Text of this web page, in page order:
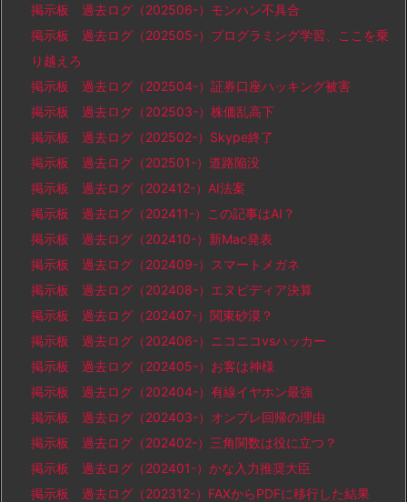
掲示板 過去ログ（202506-）モンハン不具合
掲示板 過去ログ（202505-）プログラミング学習、ここを乗
り越えろ
掲示板 過去ログ（202504-）証券口座ハッキング被害
掲示板 過去ログ（202503-）株価乱高下
掲示板 過去ログ（202502-）Skype終了
掲示板 過去ログ（202501-）道路陥没
掲示板 過去ログ（202412-）AI法案
掲示板 過去ログ（202411-）この記事はAI？
掲示板 過去ログ（202410-）新Mac発表
掲示板 過去ログ（202409-）スマートメガネ
掲示板 過去ログ（202408-）エヌビディア決算
掲示板 過去ログ（202407-）関東砂漠？
掲示板 過去ログ（202406-）ニコニコvsハッカー
掲示板 過去ログ（202405-）お客は神様
掲示板 過去ログ（202404-）有線イヤホン最強
掲示板 過去ログ（202403-）オンプレ回帰の理由
掲示板 過去ログ（202402-）三角関数は役に立つ？
掲示板 過去ログ（202401-）かな入力推奨大臣
掲示板 過去ログ（202312-）FAXからPDFに移行した結果